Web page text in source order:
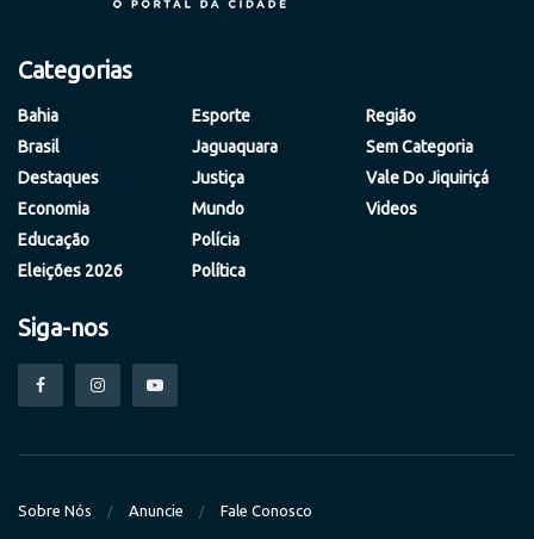
Categorias
Bahia
Brasil
Destaques
Economia
Educação
Eleições 2026
Esporte
Jaguaquara
Justiça
Mundo
Polícia
Política
Região
Sem Categoria
Vale Do Jiquiriçá
Videos
Siga-nos
Sobre Nós Anuncie Fale Conosco